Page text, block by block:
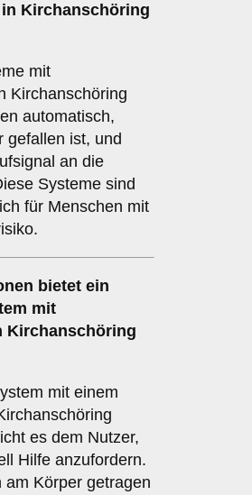
Kirchanschöring
mit
Kirchanschöring
automatisch,
gefallen ist, und
an die
Systeme sind
für Menschen mit
bietet ein
mit
Kirchanschöring
mit einem
es dem Nutzer,
Hilfe anzufordern.
am Körper getragen